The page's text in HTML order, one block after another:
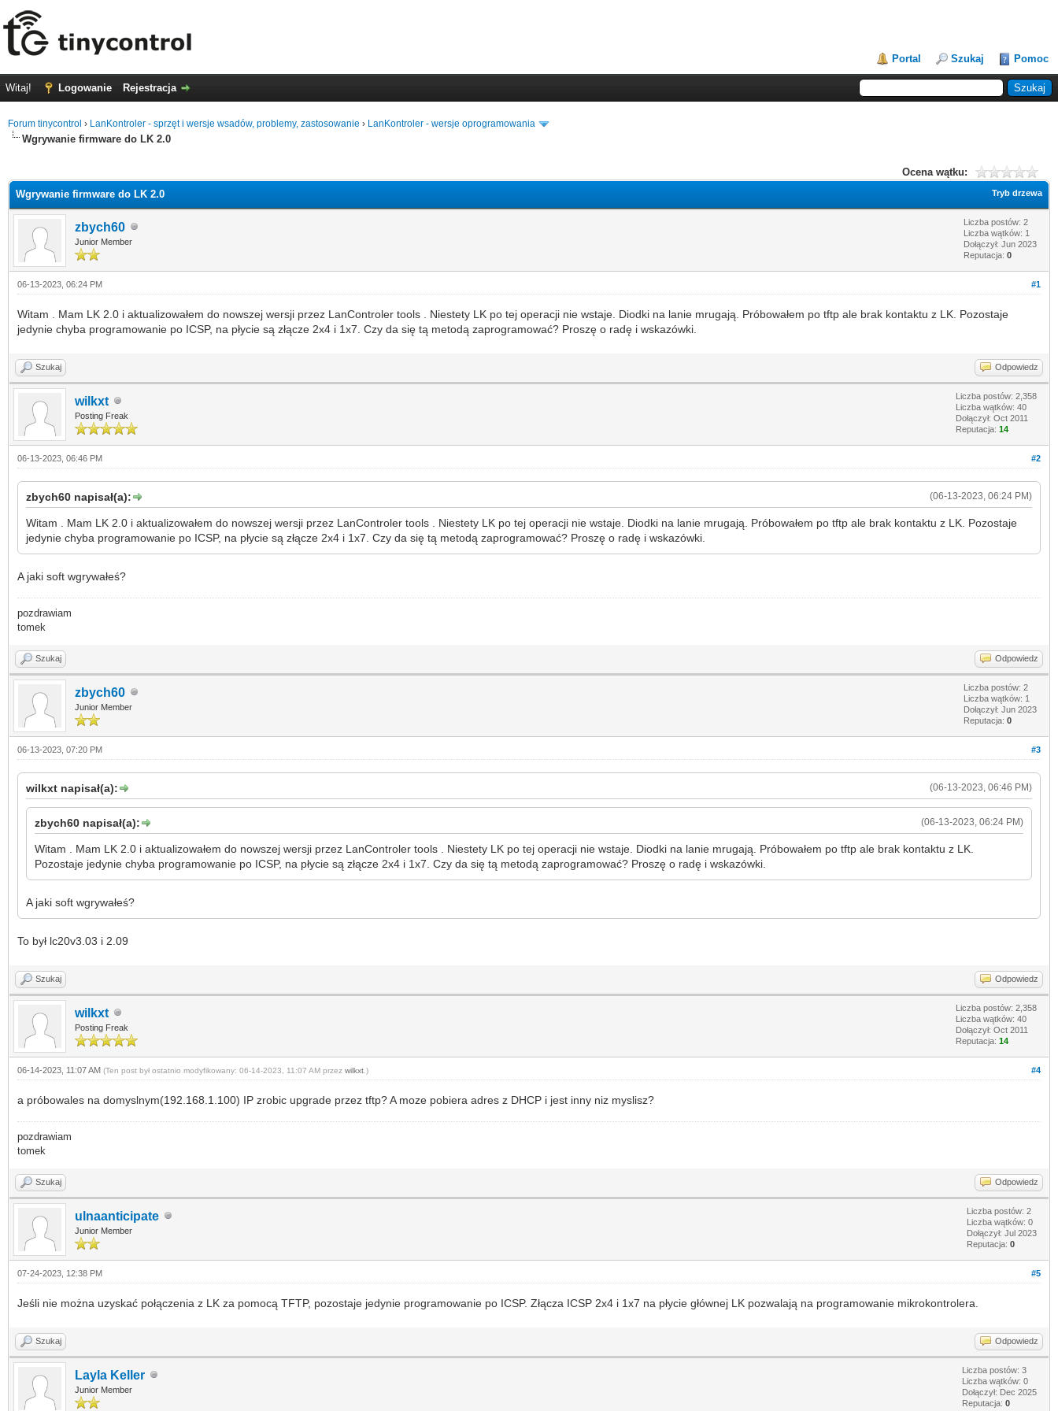
Portal Szukaj Pomoc
Witaj! Logowanie Rejestracja
Forum tinycontrol › LanKontroler - sprzęt i wersje wsadów, problemy, zastosowanie › LanKontroler - wersje oprogramowania
Wgrywanie firmware do LK 2.0
Ocena wątku:
Tryb drzewa
Wgrywanie firmware do LK 2.0
zbych60
Junior Member
Liczba postów: 2
Liczba wątków: 1
Dołączył: Jun 2023
Reputacja: 0
#1
06-13-2023, 06:24 PM
Witam . Mam LK 2.0 i aktualizowałem do nowszej wersji przez LanControler tools . Niestety LK po tej operacji nie wstaje. Diodki na lanie mrugają. Próbowałem po tftp ale brak kontaktu z LK. Pozostaje
jedynie chyba programowanie po ICSP, na płycie są złącze 2x4 i 1x7. Czy da się tą metodą zaprogramować? Proszę o radę i wskazówki.
Szukaj Odpowiedz
wilkxt
Posting Freak
Liczba postów: 2,358
Liczba wątków: 40
Dołączył: Oct 2011
Reputacja: 14
#2
06-13-2023, 06:46 PM
(06-13-2023, 06:24 PM)
zbych60 napisał(a):
Witam . Mam LK 2.0 i aktualizowałem do nowszej wersji przez LanControler tools . Niestety LK po tej operacji nie wstaje. Diodki na lanie mrugają. Próbowałem po tftp ale brak kontaktu z LK. Pozostaje
jedynie chyba programowanie po ICSP, na płycie są złącze 2x4 i 1x7. Czy da się tą metodą zaprogramować? Proszę o radę i wskazówki.
A jaki soft wgrywałeś?
pozdrawiam
tomek
Szukaj Odpowiedz
zbych60
Junior Member
Liczba postów: 2
Liczba wątków: 1
Dołączył: Jun 2023
Reputacja: 0
#3
06-13-2023, 07:20 PM
(06-13-2023, 06:46 PM)
wilkxt napisał(a):
(06-13-2023, 06:24 PM)
zbych60 napisał(a):
Witam . Mam LK 2.0 i aktualizowałem do nowszej wersji przez LanControler tools . Niestety LK po tej operacji nie wstaje. Diodki na lanie mrugają. Próbowałem po tftp ale brak kontaktu z LK.
Pozostaje jedynie chyba programowanie po ICSP, na płycie są złącze 2x4 i 1x7. Czy da się tą metodą zaprogramować? Proszę o radę i wskazówki.
A jaki soft wgrywałeś?
To był lc20v3.03 i 2.09
Szukaj Odpowiedz
wilkxt
Posting Freak
Liczba postów: 2,358
Liczba wątków: 40
Dołączył: Oct 2011
Reputacja: 14
#4
06-14-2023, 11:07 AM (Ten post był ostatnio modyfikowany: 06-14-2023, 11:07 AM przez wilkxt .)
a próbowales na domyslnym(192.168.1.100) IP zrobic upgrade przez tftp? A moze pobiera adres z DHCP i jest inny niz myslisz?
pozdrawiam
tomek
Szukaj Odpowiedz
ulnaanticipate
Junior Member
Liczba postów: 2
Liczba wątków: 0
Dołączył: Jul 2023
Reputacja: 0
#5
07-24-2023, 12:38 PM
Jeśli nie można uzyskać połączenia z LK za pomocą TFTP, pozostaje jedynie programowanie po ICSP. Złącza ICSP 2x4 i 1x7 na płycie głównej LK pozwalają na programowanie mikrokontrolera.
Szukaj Odpowiedz
Layla Keller
Junior Member
Liczba postów: 3
Liczba wątków: 0
Dołączył: Dec 2025
Reputacja: 0